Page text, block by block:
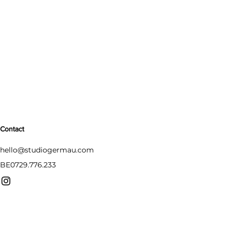
Contact
hello@studiogermau.com
BE0729.776.233